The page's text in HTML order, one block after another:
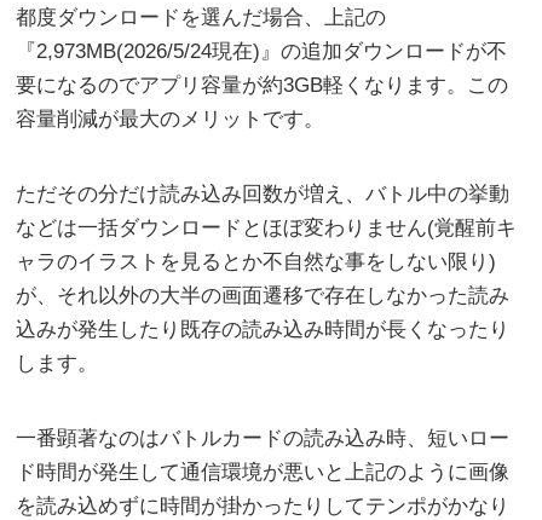
都度ダウンロードを選んだ場合、上記の
『2,973MB(2026/5/24現在)』の追加ダウンロードが不
要になるのでアプリ容量が約3GB軽くなります。この
容量削減が最大のメリットです。
ただその分だけ読み込み回数が増え、バトル中の挙動
などは一括ダウンロードとほぼ変わりません(覚醒前キ
ャラのイラストを見るとか不自然な事をしない限り)
が、それ以外の大半の画面遷移で存在しなかった読み
込みが発生したり既存の読み込み時間が長くなったり
します。
一番顕著なのはバトルカードの読み込み時、短いロー
ド時間が発生して通信環境が悪いと上記のように画像
を読み込めずに時間が掛かったりしてテンポがかなり